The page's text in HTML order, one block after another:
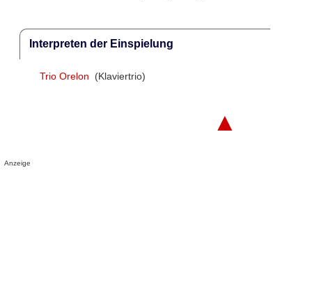
Interpreten der Einspielung
Trio Orelon (Klaviertrio)
▲
Anzeige